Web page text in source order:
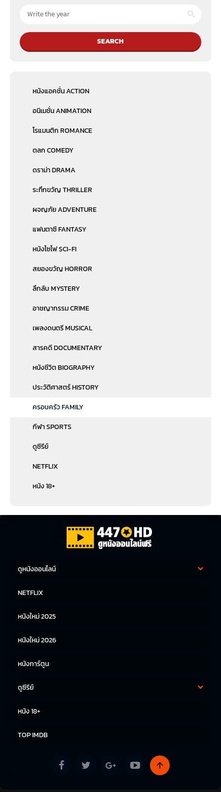
SEARCH
หนังแอคชั่น ACTION
อนิเมชั่น ANIMATION
โรแมนติก ROMANCE
ตลก COMEDY
ดราม่า DRAMA
ระทึกขวัญ THRILLER
ผจญภัย ADVENTURE
แฟนตาซี FANTASY
หนังไซไฟ SCI-FI
สยองขวัญ HORROR
ลึกลับ MYSTERY
อาชญากรรม CRIME
เพลงดนตรี MUSICAL
สารคดี DOCUMENTARY
หนังชีวิต BIOGRAPHY
ประวัติศาสตร์ HISTORY
ครอบครัว FAMILY
กีฬา SPORTS
ดูซีรีย์
NETFLIX
หนัง 18+
ดูหนังออนไลน์
หนังญี่ปุ่น
NETFLIX
หนังใหม่ 2025
หนังใหม่ 2026
หนังการ์ตูน
ดูซีรีย์
หนัง 18+
TOP IMDB